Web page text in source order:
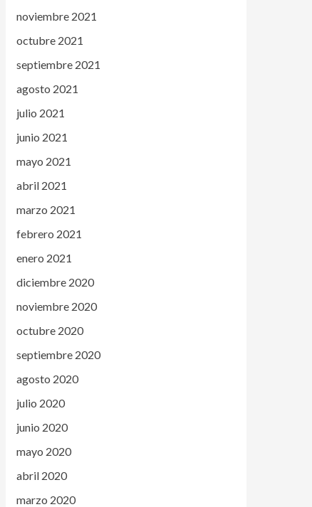
noviembre 2021
octubre 2021
septiembre 2021
agosto 2021
julio 2021
junio 2021
mayo 2021
abril 2021
marzo 2021
febrero 2021
enero 2021
diciembre 2020
noviembre 2020
octubre 2020
septiembre 2020
agosto 2020
julio 2020
junio 2020
mayo 2020
abril 2020
marzo 2020